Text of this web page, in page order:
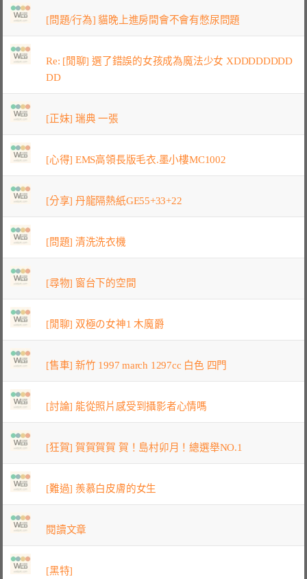
[問題/行為] 貓晚上進房間會不會有憋尿問題
Re: [閒聊] 選了錯誤的女孩成為魔法少女 XDDDDDDDD
DD
[正妹] 瑞典 一張
[心得] EMS高領長版毛衣.墨小樓MC1002
[分享] 丹龍隔熱紙GE55+33+22
[問題] 清洗洗衣機
[尋物] 窗台下的空間
[閒聊] 双極の女神1 木魔爵
[售車] 新竹 1997 march 1297cc 白色 四門
[討論] 能從照片感受到攝影者心情嗎
[狂賀] 賀賀賀賀 賀！島村卯月！總選舉NO.1
[難過] 羨慕白皮膚的女生
閱讀文章
[黑特]